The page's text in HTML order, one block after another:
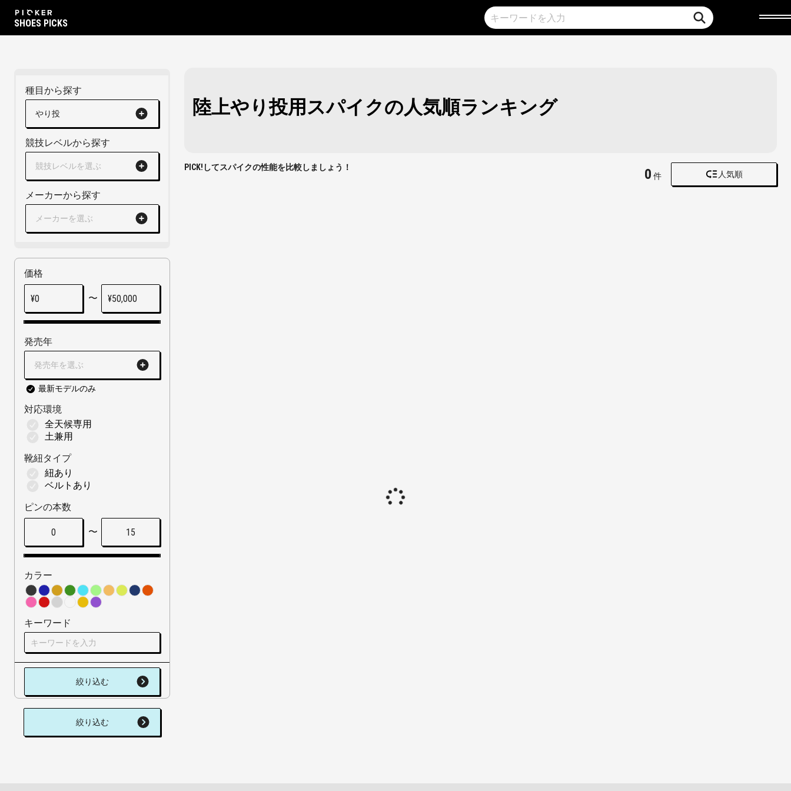
SHOES PICKS
種目から探す
やり投
競技レベルから探す
競技レベルを選ぶ
メーカーから探す
メーカーを選ぶ
価格
¥0 〜 ¥50,000
発売年
発売年を選ぶ
最新モデルのみ
対応環境
全天候専用
土兼用
靴紐タイプ
紐あり
ベルトあり
ピンの本数
0 〜 15
カラー
キーワード
絞り込む
絞り込む
陸上やり投用スパイクの人気順ランキング
PICK!してスパイクの性能を比較しましょう！ 0 件 人気順